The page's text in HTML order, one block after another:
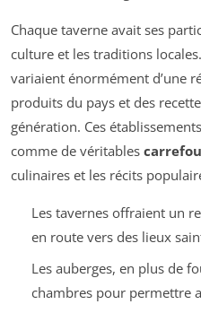
Chaque taverne avait ses
culture et les traditions
variaient énormément d’une
produits du pays et des
génération. Ces
comme de véritables
culinaires et les récits
Les tavernes offraient un
en route vers des lieux
Les auberges, en plus de
chambres pour permettre